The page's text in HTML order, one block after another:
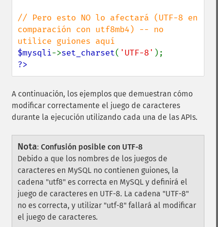
// Pero esto NO lo afectará (UTF-8 en
comparación con utf8mb4) -- no
$mysqli->set_charset( 'UTF-8'
?>
A continuación, los ejemplos que demuestran cómo
modificar correctamente el juego de caracteres
durante la ejecución utilizando cada una de las APIs.
Nota: Confusión posible con UTF-8
Debido a que los nombres de los juegos de
caracteres en MySQL no contienen guiones, la
cadena "utf8" es correcta en MySQL y definirá el
juego de caracteres en UTF-8. La cadena "UTF-8"
no es correcta, y utilizar "utf-8" fallará al modificar
el juego de caracteres.